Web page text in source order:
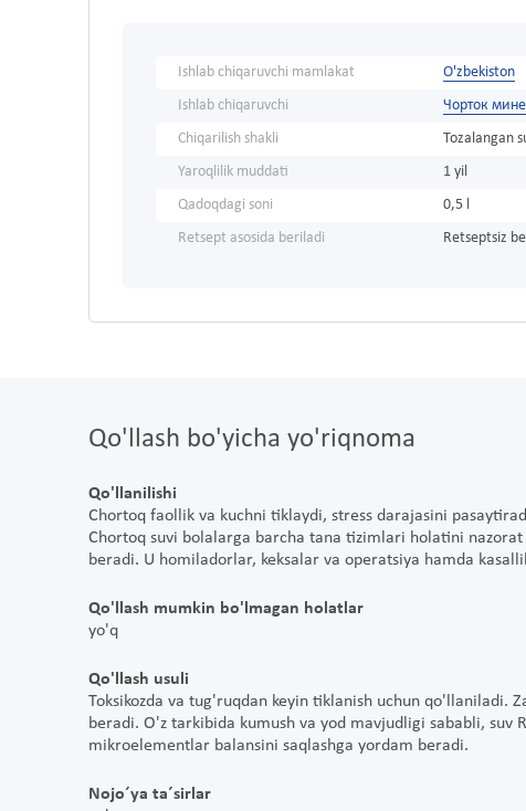
Ishlab chiqaruvchi mamlakat
O'zbekiston
Ishlab chiqaruvchi
Чорток
Chiqarilish shakli
Tozalangan
Yaroqlilik muddati
1 yil
Qadoqdagi soni
0,5 l
Retsept asosida beriladi
Retseptsiz
Qo'llash bo'yicha yo'riqnoma
Qo'llanilishi
Chortoq faollik va kuchni tiklaydi, stress darajasini
Chortoq suvi bolalarga barcha tana tizimlari holatini
beradi. U homiladorlar, keksalar va operatsiya hamda
Qo'llash mumkin bo'lmagan holatlar
yo'q
Qo'llash usuli
Toksikozda va tug'ruqdan keyin tiklanish uchun qo'llaniladi.
beradi. O'z tarkibida kumush va yod mavjudligi sababli, suv
mikroelementlar balansini saqlashga yordam beradi.
Nojo´ya ta´sirlar